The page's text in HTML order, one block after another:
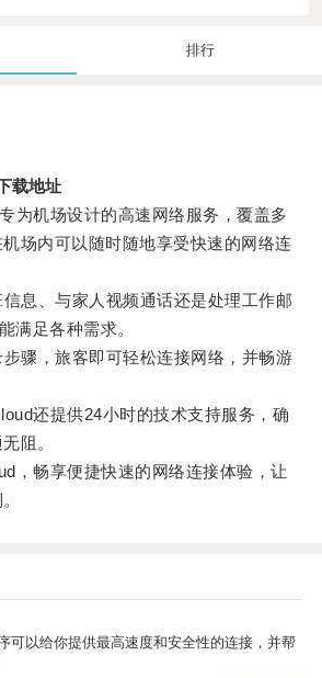
排行
载地址
机场设计的高速网络服务，覆盖多
场内可以随时随地享受快速的网络连
、与家人视频通话还是处理工作邮
满足各种需求。
，旅客即可轻松连接网络，并畅游
还提供24小时的技术支持服务，确
阻。
畅享便捷快速的网络连接体验，让
可以给你提供最高速度和安全性的连接，并帮